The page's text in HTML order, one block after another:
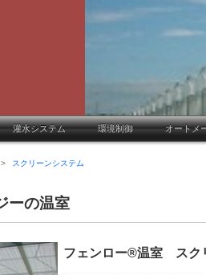
灌水システム 環境制御 オートメ
> スクリーンシステム
ーの温室
フェンロー®温室 スク